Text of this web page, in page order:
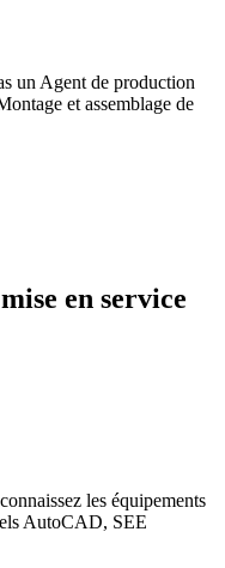
un Agent de production
et assemblage de
en service
les équipements
AutoCAD, SEE